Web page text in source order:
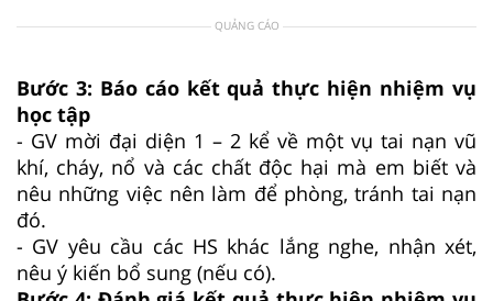
QUẢNG CÁO
Bước 3: Báo cáo kết quả thực hiện nhiệm vụ
học tập
- GV mời đại diện 1 – 2 kể về một vụ tai nạn vũ
khí, cháy, nổ và các chất độc hại mà em biết và
nêu những việc nên làm để phòng, tránh tai nạn
đó.
- GV yêu cầu các HS khác lắng nghe, nhận xét,
nêu ý kiến bổ sung (nếu có).